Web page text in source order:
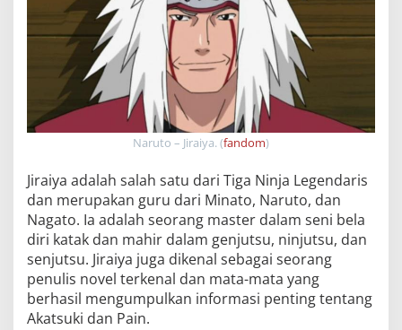
Naruto – Jiraiya. (fandom)
Jiraiya adalah salah satu dari Tiga Ninja Legendaris
dan merupakan guru dari Minato, Naruto, dan
Nagato. Ia adalah seorang master dalam seni bela
diri katak dan mahir dalam genjutsu, ninjutsu, dan
senjutsu. Jiraiya juga dikenal sebagai seorang
penulis novel terkenal dan mata-mata yang
berhasil mengumpulkan informasi penting tentang
Akatsuki dan Pain.